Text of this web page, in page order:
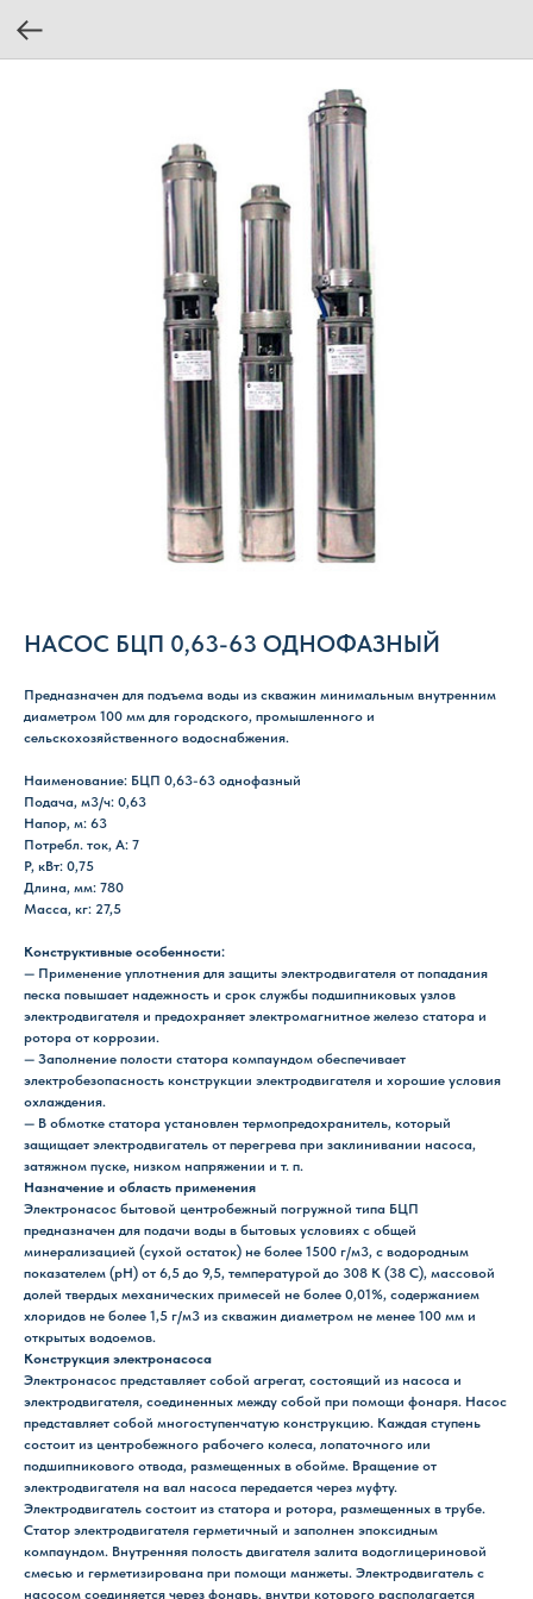
НАСОС БЦП 0,63-63 ОДНОФАЗНЫЙ
Предназначен для подъема воды из скважин минимальным внутренним
диаметром 100 мм для городского, промышленного и
сельскохозяйственного водоснабжения.
Наименование: БЦП 0,63-63 однофазный
Подача, м3/ч: 0,63
Напор, м: 63
Потребл. ток, А: 7
P, кВт: 0,75
Длина, мм: 780
Масса, кг: 27,5
Конструктивные особенности:
— Применение уплотнения для защиты электродвигателя от попадания
песка повышает надежность и срок службы подшипниковых узлов
электродвигателя и предохраняет электромагнитное железо статора и
ротора от коррозии.
— Заполнение полости статора компаундом обеспечивает
электробезопасность конструкции электродвигателя и хорошие условия
охлаждения.
— В обмотке статора установлен термопредохранитель, который
защищает электродвигатель от перегрева при заклинивании насоса,
затяжном пуске, низком напряжении и т. п.
Назначение и область применения
Электронасос бытовой центробежный погружной типа БЦП
предназначен для подачи воды в бытовых условиях с общей
минерализацией (сухой остаток) не более 1500 г/м3, с водородным
показателем (рН) от 6,5 до 9,5, температурой до 308 К (38 С), массовой
долей твердых механических примесей не более 0,01%, содержанием
хлоридов не более 1,5 г/м3 из скважин диаметром не менее 100 мм и
открытых водоемов.
Конструкция электронасоса
Электронасос представляет собой агрегат, состоящий из насоса и
электродвигателя, соединенных между собой при помощи фонаря. Насос
представляет собой многоступенчатую конструкцию. Каждая ступень
состоит из центробежного рабочего колеса, лопаточного или
подшипникового отвода, размещенных в обойме. Вращение от
электродвигателя на вал насоса передается через муфту.
Электродвигатель состоит из статора и ротора, размещенных в трубе.
Статор электродвигателя герметичный и заполнен эпоксидным
компаундом. Внутренняя полость двигателя залита водоглицериновой
смесью и герметизирована при помощи манжеты. Электродвигатель с
насосом соединяется через фонарь, внутри которого располагается